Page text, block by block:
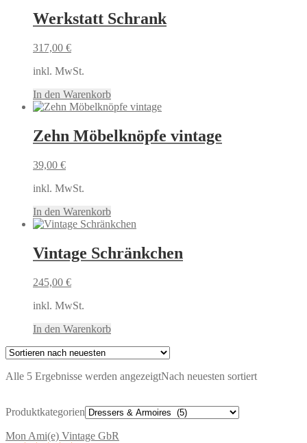
Werkstatt Schrank
317,00 €
inkl. MwSt.
In den Warenkorb
Zehn Möbelknöpfe vintage
39,00 €
inkl. MwSt.
In den Warenkorb
Vintage Schränkchen
245,00 €
inkl. MwSt.
In den Warenkorb
Alle 5 Ergebnisse werden angezeigtNach neuesten sortiert
Produktkategorien
Mon Ami(e) Vintage GbR